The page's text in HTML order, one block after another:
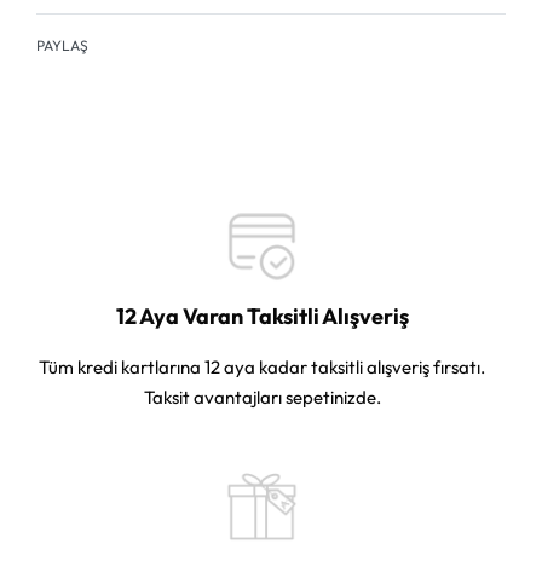
PAYLAŞ
12 Aya Varan Taksitli Alışveriş
Tüm kredi kartlarına 12 aya kadar taksitli alışveriş fırsatı.
Taksit avantajları sepetinizde.